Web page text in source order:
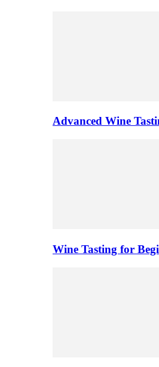
Advanced Wine
Wine Tasting for